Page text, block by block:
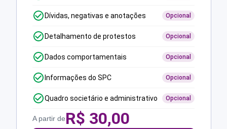
Dívidas, negativas e anotações Opcional
Detalhamento de protestos Opcional
Dados comportamentais Opcional
Informações do SPC Opcional
Quadro societário e administrativo Opcional
A partir deR$ 30,00